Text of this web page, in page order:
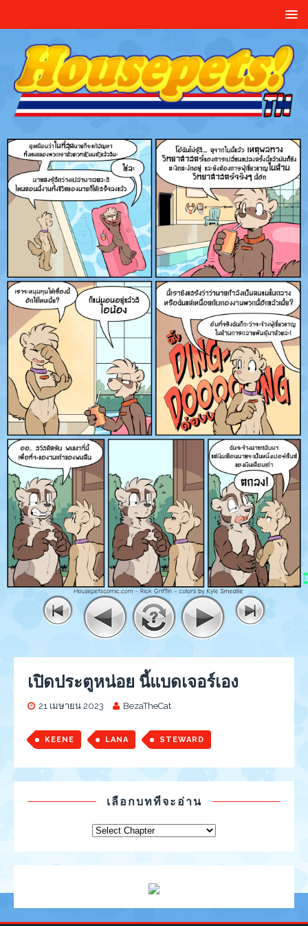
เปิดประตูหน่อย นี้แบดเจอร์เอง
21 เมษายน 2023 BezaTheCat
KEENE LANA STEWARD
เลือกบทที่จะอ่าน